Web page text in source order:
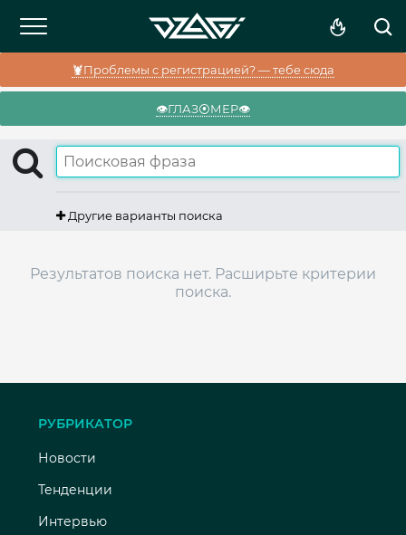
🦞Проблемы с регистрацией? — тебе сюда
👁️ГЛАЗ⦿МЕР👁️
Другие варианты поиска
Результатов поиска нет. Расширьте критерии
поиска.
РУБРИКАТОР
Новости
Тенденции
Интервью